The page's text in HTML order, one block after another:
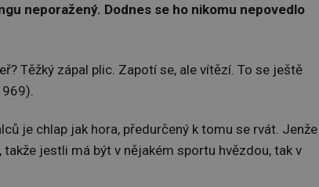
neporažený. Dodnes se ho nikomu nepovedlo
Těžký zápal plic. Zapotí se, ale vítězí. To se ještě
je chlap jak hora, předurčený k tomu se rvát.
jestli má být v nějakém sportu hvězdou, tak v